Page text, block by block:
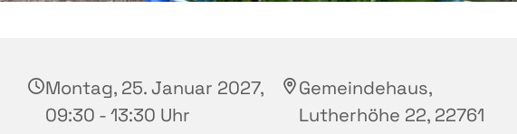
Montag, 25. Januar 2027,
09:30 - 13:30 Uhr
Gemeindehaus,
Lutherhöhe 22, 22761